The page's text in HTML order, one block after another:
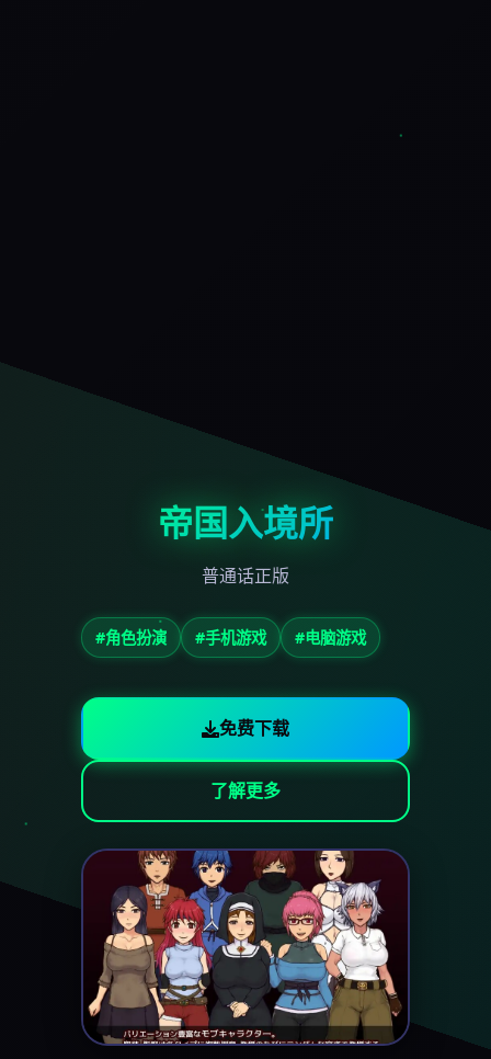
帝国入境所
普通话正版
#角色扮演 #手机游戏 #电脑游戏
免费下载
了解更多